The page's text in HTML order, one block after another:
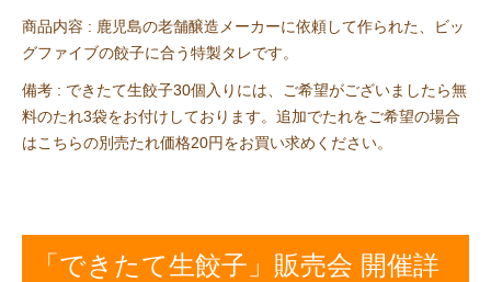
商品内容 : 鹿児島の老舗醸造メーカーに依頼して作られた、ビッ
グファイブの餃子に合う特製タレです。
備考 : できたて生餃子30個入りには、ご希望がございましたら無
料のたれ3袋をお付けしております。追加でたれをご希望の場合
はこちらの別売たれ価格20円をお買い求めください。
「できたて生餃子」販売会 開催詳